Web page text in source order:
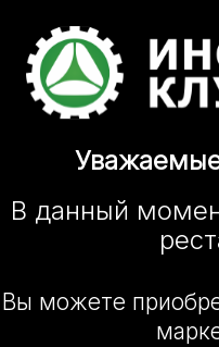
В данный
Вы можете